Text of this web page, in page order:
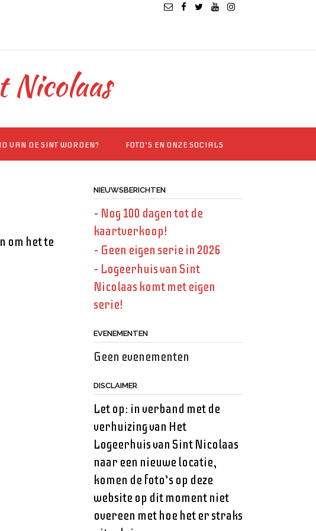
Nicolaas
VAN DE SINT WORDEN? FOTO’S EN ONZE SOCIALS
om het te
NIEUWSBERICHTEN
– Nog 100 dagen tot de
kaartverkoop!
– Geen eigen serie in 2026
– Logeerhuis van Sint
Nicolaas komt met eigen
serie!
EVENEMENTEN
Geen evenementen
DISCLAIMER
Let op: in verband met de
verhuizing van Het
Logeerhuis van Sint Nicolaas
naar een nieuwe locatie,
komen de foto’s op deze
website op dit moment niet
overeen met hoe het er straks